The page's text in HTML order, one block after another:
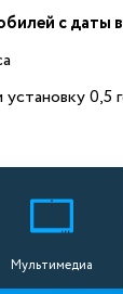
с даты
0,5
Мультимедиа